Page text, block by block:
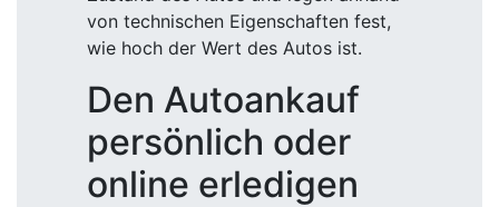
von technischen Eigenschaften fest,
wie hoch der Wert des Autos ist.
Den Autoankauf
persönlich oder
online erledigen